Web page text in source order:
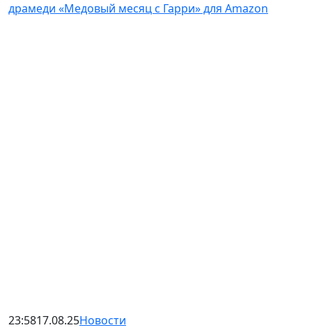
драмеди «Медовый месяц с Гарри» для Amazon
23:5817.08.25Новости